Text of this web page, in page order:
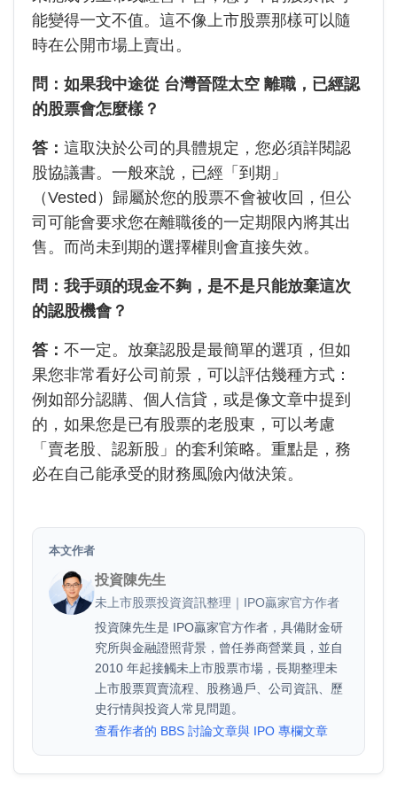
能變得一文不值。這不像上市股票那樣可以隨
時在公開市場上賣出。
問：如果我中途從 台灣晉陞太空 離職，已經認
的股票會怎麼樣？
答： 這取決於公司的具體規定，您必須詳閱認
股協議書。一般來說，已經「到期」
（Vested）歸屬於您的股票不會被收回，但公
司可能會要求您在離職後的一定期限內將其出
售。而尚未到期的選擇權則會直接失效。
問：我手頭的現金不夠，是不是只能放棄這次
的認股機會？
答： 不一定。放棄認股是最簡單的選項，但如
果您非常看好公司前景，可以評估幾種方式：
例如部分認購、個人信貸，或是像文章中提到
的，如果您是已有股票的老股東，可以考慮
「賣老股、認新股」的套利策略。重點是，務
必在自己能承受的財務風險內做決策。
本文作者
投資陳先生
未上市股票投資資訊整理｜IPO贏家官方作者
投資陳先生是 IPO贏家官方作者，具備財金研
究所與金融證照背景，曾任券商營業員，並自
2010 年起接觸未上市股票市場，長期整理未
上市股票買賣流程、股務過戶、公司資訊、歷
史行情與投資人常見問題。
查看作者的 BBS 討論文章與 IPO 專欄文章